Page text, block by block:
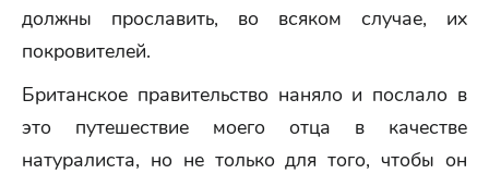
должны прославить, во всяком случае, их
покровителей.
Британское правительство наняло и послало в
это путешествие моего отца в качестве
натуралиста, но не только для того, чтобы он